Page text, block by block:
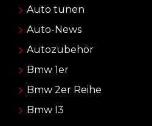
Auto tunen
Auto-News
Autozubehör
Bmw 1er
Bmw 2er Reihe
Bmw I3